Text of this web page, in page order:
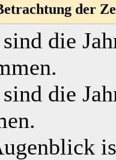
der
die
die